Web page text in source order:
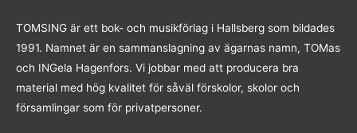
TOMSING är ett bok- och musikförlag i Hallsberg som bildades
1991. Namnet är en sammanslagning av ägarnas namn, TOMas
och INGela Hagenfors. Vi jobbar med att producera bra
material med hög kvalitet för såväl förskolor, skolor och
församlingar som för privatpersoner.